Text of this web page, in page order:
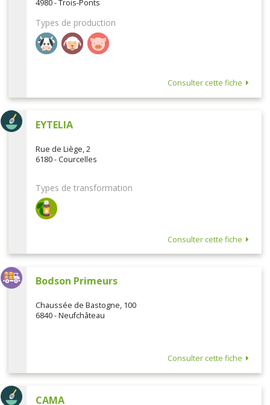
4980 - Trois-Ponts
Types de production
Consulter cette fiche
EYTELIA
Rue de Liège, 2
6180 - Courcelles
Types de transformation
Consulter cette fiche
Bodson Primeurs
Chaussée de Bastogne, 100
6840 - Neufchâteau
Consulter cette fiche
CAMA